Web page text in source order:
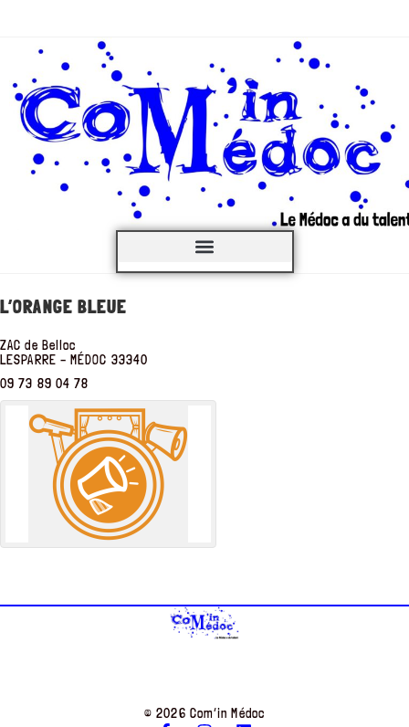
L’ORANGE BLEUE
ZAC de Belloc
LESPARRE – MÉDOC 33340
09 73 89 04 78
© 2026 Com’in Médoc